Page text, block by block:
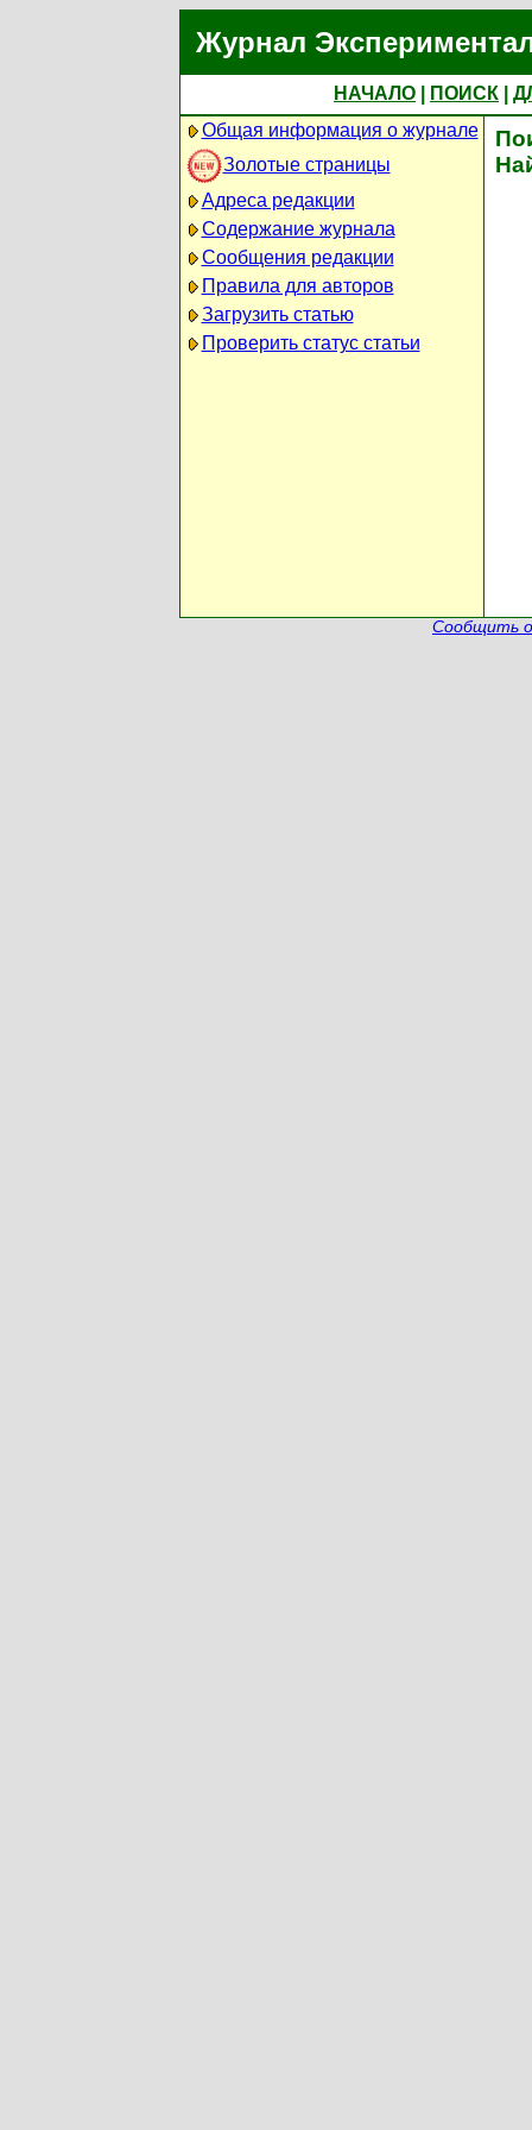
Журнал
НАЧАЛО ПОИСК
Общая информация о журнале
Золотые страницы
Адреса редакции
Содержание журнала
Сообщения редакции
Правила для авторов
Загрузить статью
Проверить статус статьи
Сообщить о